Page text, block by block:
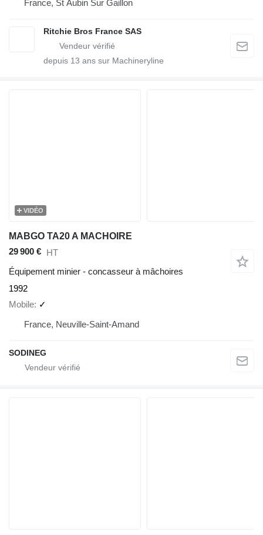
France, St Aubin Sur Gaillon
Ritchie Bros France SAS
depuis 13 ans sur Machineryline
VIDÉO
MABGO TA20 A MACHOIRE
29 900 € HT
Équipement minier - concasseur à mâchoires
1992
Mobile ✓
France, Neuville-Saint-Amand
SODINEG